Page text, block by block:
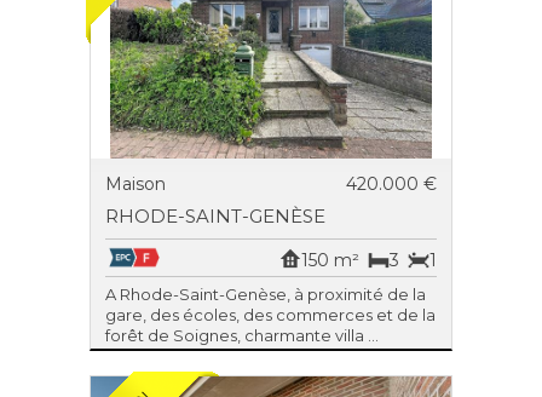
Maison 420.000 €
RHODE-SAINT-GENÈSE
1
3
150 m²
A Rhode-Saint-Genèse, à proximité de la
gare, des écoles, des commerces et de la
forêt de Soignes, charmante villa ...